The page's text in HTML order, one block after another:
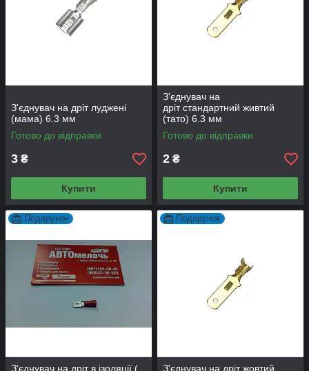
З'єднувач на дріт луджені
(мама) 6.3 мм
Готово до відправки
3 ₴
Купити
З'єднувач на
дріт стандартний живтий
(тато) 6.3 мм
Готово до відправки
2 ₴
Купити
Подарунок
З'єднувач на дріт в ізоляції (
Подарунок
З'єднувач на дріт жовтий